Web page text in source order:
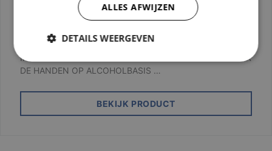
InstantFOAM® Complete - BE
Flacon
INSTANTFOAM™ COMPLETE DESINFECTIESCHUIM VOOR
DE HANDEN OP ALCOHOLBASIS …
BEKIJK PRODUCT
ALLES AFWIJZEN
DETAILS WEERGEVEN
Strikt
noodzakelijk
Prestatie Targeting
Functioneel
Niet-